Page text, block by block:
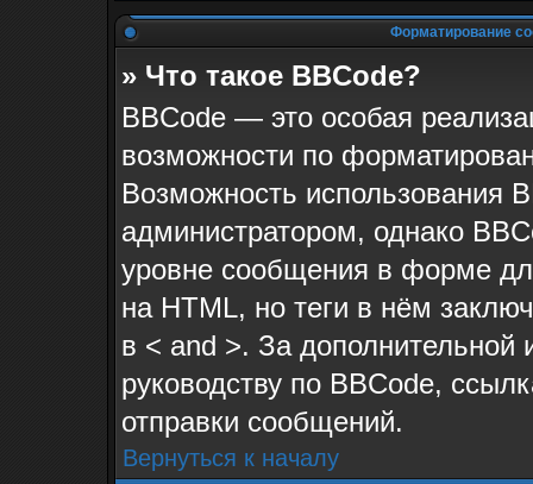
Форматирование
» Что такое BBCode?
BBCode — это особая
возможности по
Возможность использования
администратором, однако
уровне сообщения в форме
на HTML, но теги в нём
в < and >. За дополнительной
руководству по BBCode,
отправки сообщений.
Вернуться к началу